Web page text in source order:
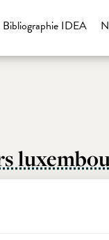
Bibliographie IDEA